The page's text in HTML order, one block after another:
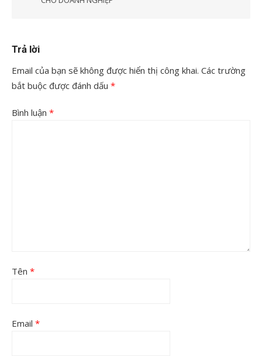
Trả lời
Email của bạn sẽ không được hiển thị công khai. Các trường
bắt buộc được đánh dấu *
Bình luận *
Tên *
Email *